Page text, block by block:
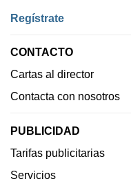
Regístrate
CONTACTO
Cartas al director
Contacta con nosotros
PUBLICIDAD
Tarifas publicitarias
Servicios